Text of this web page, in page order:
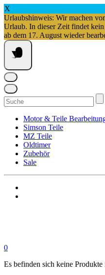
X
Urlaubshinweis: Wir machen
Urlaub. In dieser Zeit findet
ab dem 17. August wieder
Springe
zum
Inhalt
Suchen
nach:
Motor & Teile
Simson Teile
MZ Teile
Oldtimer
Zubehör
Sale
0
Es befinden sich keine